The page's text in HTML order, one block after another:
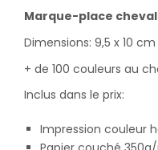
Marque-place
Dimensions: 9,5 x 10
+ de 100 couleurs au
Inclus dans le prix:
Impression couleur